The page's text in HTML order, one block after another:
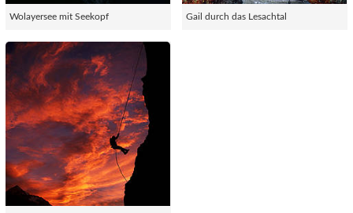
Wolayersee mit Seekopf Gail durch das Lesachtal